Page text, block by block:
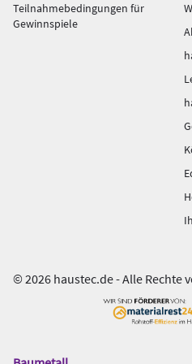
Teilnahmebedingungen für
Gewinnspiele
© 2026 haustec.de - Alle Rechte